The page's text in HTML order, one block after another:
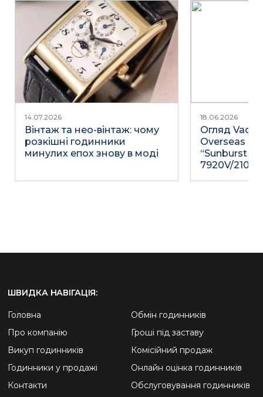
14.07.2026
Вінтаж та нео-вінтаж: чому
розкішні годинники
минулих епох знову в моді
18.06.2026
Огляд
Overseas
“Sunburst
7920V/210R-
ШВИДКА НАВІГАЦІЯ:
Головна
Про компанію
Викуп годинників
Годинники у продажі
Контакти
Обмін годинників
Гроші під заставу
Комісійний продаж
Онлайн оцінка годинників
Обслуговування годинників